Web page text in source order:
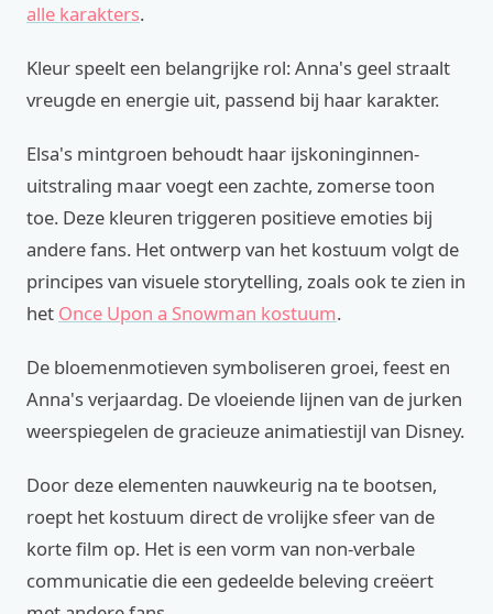
alle karakters.
Kleur speelt een belangrijke rol: Anna's geel straalt
vreugde en energie uit, passend bij haar karakter.
Elsa's mintgroen behoudt haar ijskoninginnen-
uitstraling maar voegt een zachte, zomerse toon
toe. Deze kleuren triggeren positieve emoties bij
andere fans. Het ontwerp van het kostuum volgt de
principes van visuele storytelling, zoals ook te zien in
het Once Upon a Snowman kostuum.
De bloemenmotieven symboliseren groei, feest en
Anna's verjaardag. De vloeiende lijnen van de jurken
weerspiegelen de gracieuze animatiestijl van Disney.
Door deze elementen nauwkeurig na te bootsen,
roept het kostuum direct de vrolijke sfeer van de
korte film op. Het is een vorm van non-verbale
communicatie die een gedeelde beleving creëert